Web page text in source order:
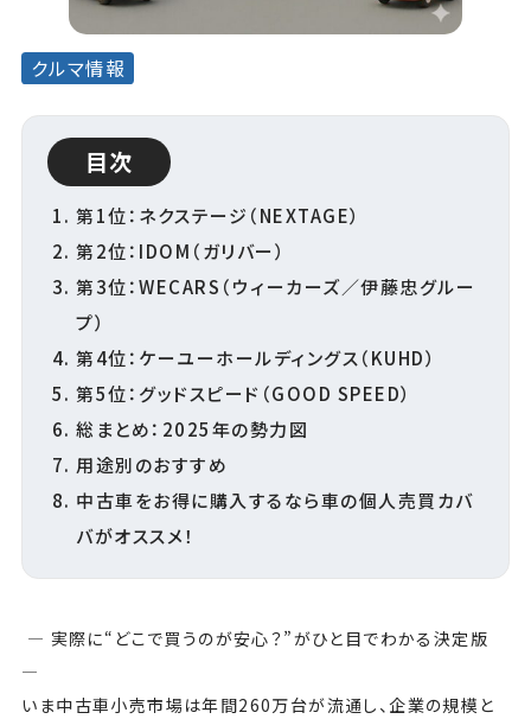
クルマ情報
目次
第1位：ネクステージ（NEXTAGE）
第2位：IDOM（ガリバー）
第3位：WECARS（ウィーカーズ／伊藤忠グルー
プ）
第4位：ケーユーホールディングス（KUHD）
第5位：グッドスピード（GOOD SPEED）
総まとめ：2025年の勢力図
用途別のおすすめ
中古車をお得に購入するなら車の個人売買カバ
バがオススメ！
— 実際に“どこで買うのが安心？”がひと目でわかる決定版
—
いま中古車小売市場は年間260万台が流通し、企業の規模と